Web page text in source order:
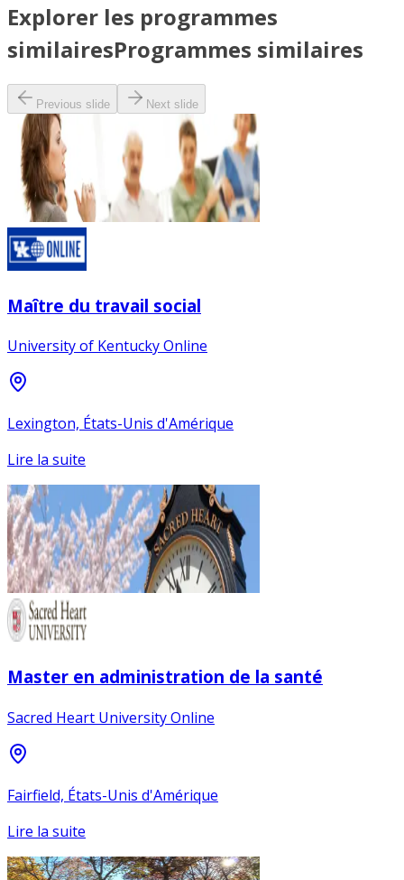
Explorer les programmes
similairesProgrammes similaires
Previous slide Next slide
Maître du travail social
University of Kentucky Online
Lexington, États-Unis d'Amérique
Lire la suite
Master en administration de la santé
Sacred Heart University Online
Fairfield, États-Unis d'Amérique
Lire la suite